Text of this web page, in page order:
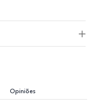
Opiniões